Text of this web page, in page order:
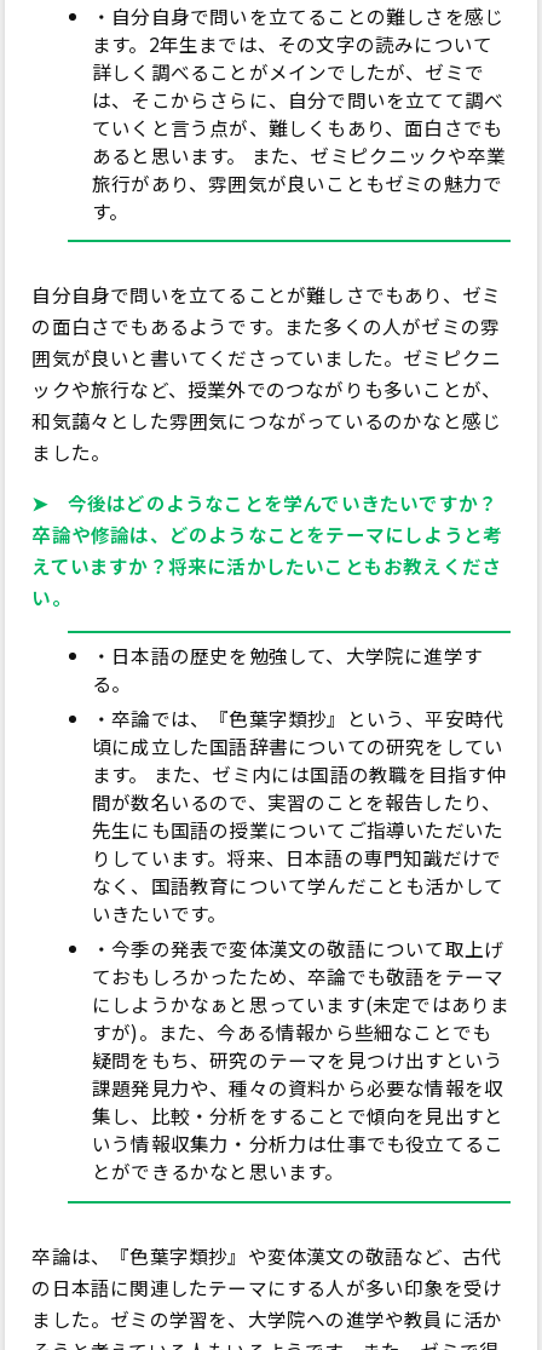
・自分自身で問いを立てることの難しさを感じ
ます。2年生までは、その文字の読みについて
詳しく調べることがメインでしたが、ゼミで
は、そこからさらに、自分で問いを立てて調べ
ていくと言う点が、難しくもあり、面白さでも
あると思います。 また、ゼミピクニックや卒業
旅行があり、雰囲気が良いこともゼミの魅力で
す。
自分自身で問いを立てることが難しさでもあり、ゼミ
の面白さでもあるようです。また多くの人がゼミの雰
囲気が良いと書いてくださっていました。ゼミピクニ
ックや旅行など、授業外でのつながりも多いことが、
和気藹々とした雰囲気につながっているのかなと感じ
ました。
➤ 今後はどのようなことを学んでいきたいですか？
卒論や修論は、どのようなことをテーマにしようと考
えていますか？将来に活かしたいこともお教えくださ
い。
・日本語の歴史を勉強して、大学院に進学す
る。
・卒論では、『色葉字類抄』という、平安時代
頃に成立した国語辞書についての研究をしてい
ます。 また、ゼミ内には国語の教職を目指す仲
間が数名いるので、実習のことを報告したり、
先生にも国語の授業についてご指導いただいた
りしています。将来、日本語の専門知識だけで
なく、国語教育について学んだことも活かして
いきたいです。
・今季の発表で変体漢文の敬語について取上げ
ておもしろかったため、卒論でも敬語をテーマ
にしようかなぁと思っています(未定ではありま
すが)。また、今ある情報から些細なことでも
疑問をもち、研究のテーマを見つけ出すという
課題発見力や、種々の資料から必要な情報を収
集し、比較・分析をすることで傾向を見出すと
いう情報収集力・分析力は仕事でも役立てるこ
とができるかなと思います。
卒論は、『色葉字類抄』や変体漢文の敬語など、古代
の日本語に関連したテーマにする人が多い印象を受け
ました。ゼミの学習を、大学院への進学や教員に活か